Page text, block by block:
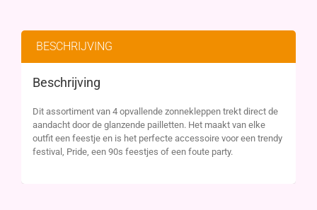
BESCHRIJVING
Beschrijving
Dit assortiment van 4 opvallende zonnekleppen trekt direct de
aandacht door de glanzende pailletten. Het maakt van elke
outfit een feestje en is het perfecte accessoire voor een trendy
festival, Pride, een 90s feestjes of een foute party.